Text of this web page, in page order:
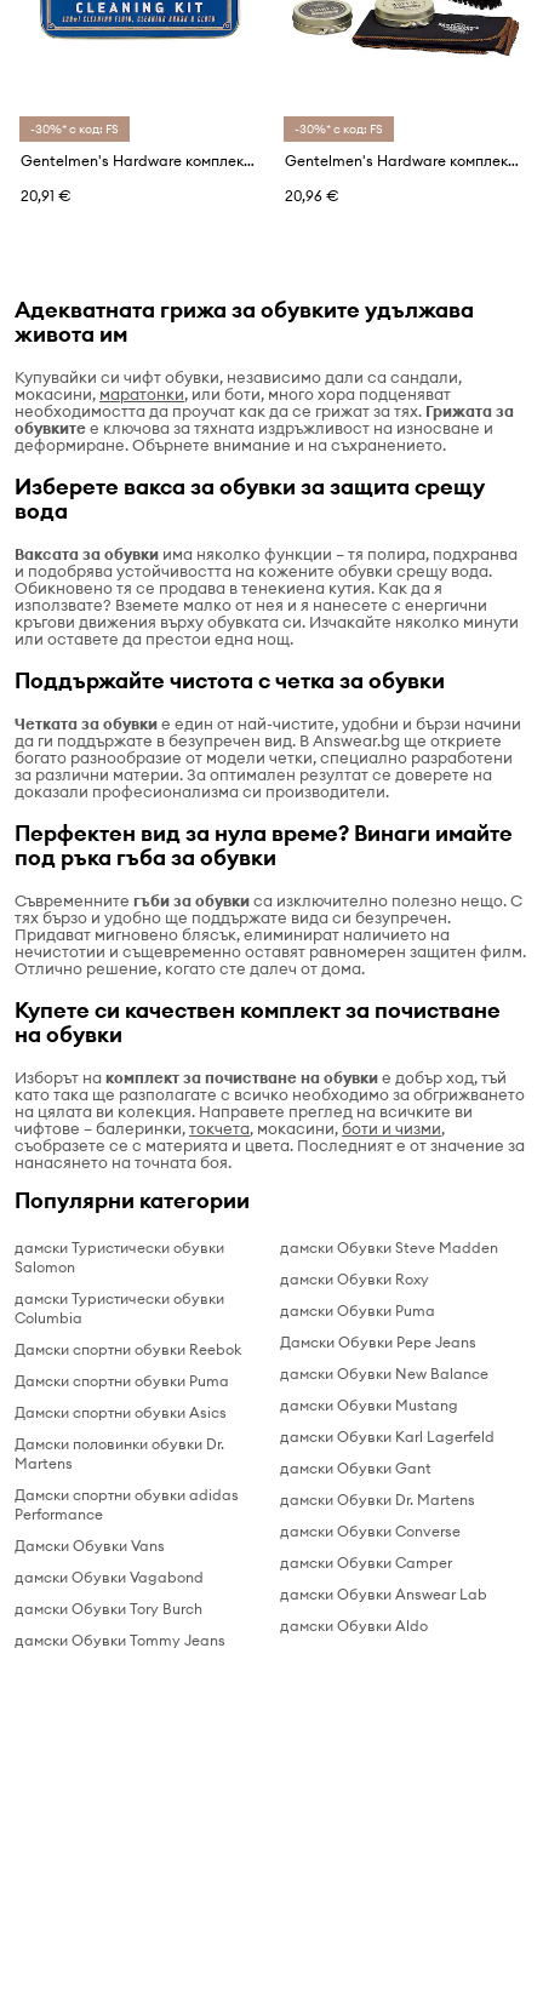
-30%* с код: FS
Gentelmen's Hardware комплект за почистване на обувки
20,91 €
-30%* с код: FS
Gentelmen's Hardware комплект за почистване на обувки
20,96 €
Адекватната грижа за обувките удължава
живота им
Купувайки си чифт обувки, независимо дали са сандали,
мокасини, маратонки, или боти, много хора подценяват
необходимостта да проучат как да се грижат за тях. Грижата за
обувкитее ключова за тяхната издръжливост на износване и
деформиране. Обърнете внимание и на съхранението.
Изберете вакса за обувки за защита срещу
вода
Ваксата за обувки има няколко функции – тя полира, подхранва
и подобрява устойчивостта на кожените обувки срещу вода.
Обикновено тя се продава в тенекиена кутия. Как да я
използвате? Вземете малко от нея и я нанесете с енергични
кръгови движения върху обувката си. Изчакайте няколко минути
или оставете да престои една нощ.
Поддържайте чистота с четка за обувки
Четката за обувкие един от най-чистите, удобни и бързи начини
да ги поддържате в безупречен вид. В Answear.bg ще откриете
богато разнообразие от модели четки, специално разработени
за различни материи. За оптимален резултат се доверете на
доказали професионализма си производители.
Перфектен вид за нула време? Винаги имайте
под ръка гъба за обувки
Съвременните гъби за обувкиса изключително полезно нещо. С
тях бързо и удобно ще поддържате вида си безупречен.
Придават мигновено блясък, елиминират наличието на
нечистотии и същевременно оставят равномерен защитен филм.
Отлично решение, когато сте далеч от дома.
Купете си качествен комплект за почистване
на обувки
Изборът накомплект за почистване на обувкие добър ход, тъй
като така ще разполагате с всичко необходимо за обгрижването
на цялата ви колекция. Направете преглед на всичките ви
чифтове – балеринки,токчета, мокасини,боти и чизми,
съобразете се с материята и цвета. Последният е от значение за
нанасянето на точната боя.
Популярни категории
дамски Туристически обувки
Salomon
дамски Туристически обувки
Columbia
Дамски спортни обувки Reebok
Дамски спортни обувки Puma
Дамски спортни обувки Asics
Дамски половинки обувки Dr.
Martens
Дамски спортни обувки adidas
Performance
Дамски Обувки Vans
дамски Обувки Vagabond
дамски Обувки Tory Burch
дамски Обувки Tommy Jeans
дамски Обувки Steve Madden
дамски Обувки Roxy
дамски Обувки Puma
Дамски Обувки Pepe Jeans
дамски Обувки New Balance
дамски Обувки Mustang
дамски Обувки Karl Lagerfeld
дамски Обувки Gant
дамски Обувки Dr. Martens
дамски Обувки Converse
дамски Обувки Camper
дамски Обувки Answear Lab
дамски Обувки Aldo